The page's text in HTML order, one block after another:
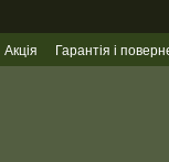
Акція Гарантія і